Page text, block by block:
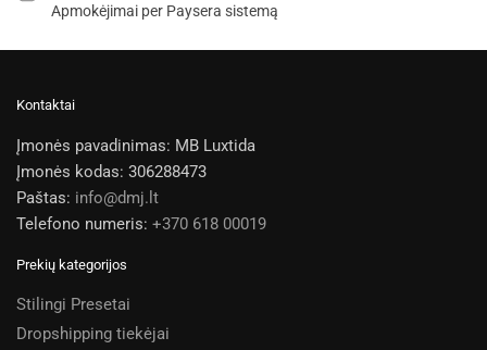
Apmokėjimai per Paysera sistemą
Kontaktai
Įmonės pavadinimas: MB Luxtida
Įmonės kodas: 306288473
Paštas: info@dmj.lt
Telefono numeris: +370 618 00019
Prekių kategorijos
Stilingi Presetai
Dropshipping tiekėjai